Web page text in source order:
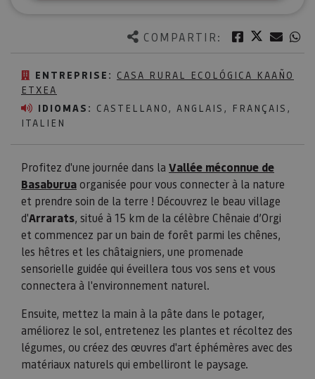
COMPARTIR: Facebook
Twitter
ENTREPRISE: CASA RURAL ECOLÓGICA KAAÑO
ETXEA
IDIOMAS: CASTELLANO, ANGLAIS, FRANÇAIS,
ITALIEN
Profitez d'une journée dans la Vallée méconnue de
Basaburuaorganisée pour vous connecter à la nature
et prendre soin de la terre ! Découvrez le beau village
d'Arrarats, situé à 15 km de la célèbre Chênaie d’Orgi
et commencez par un bain de forêt parmi les chênes,
les hêtres et les châtaigniers, une promenade
sensorielle guidée qui éveillera tous vos sens et vous
connectera à l'environnement naturel.
Ensuite, mettez la main à la pâte dans le potager,
améliorez le sol, entretenez les plantes et récoltez des
légumes, ou créez des œuvres d'art éphémères avec des
matériaux naturels qui embelliront le paysage.